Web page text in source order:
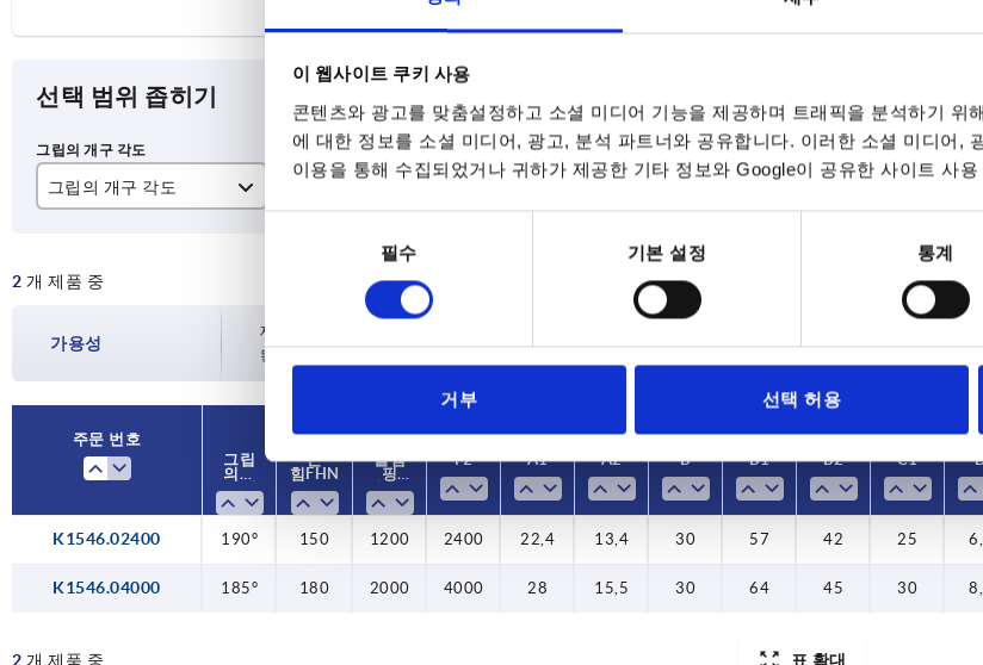
이 웹사이트 쿠키 사용
콘텐츠와 광고를 맞춤설정하고 소셜 미디어 기능을 제공하며 트래픽을 분석하기 위
에 대한 정보를 소셜 미디어, 광고, 분석 파트너와 공유합니다. 이러한 소셜 미디어,
이용을 통해 수집되었거나 귀하가 제공한 기타 정보와 Google이 공유한 사이트 사
필수 기본 설정 통계
거부 선택 허용
선택 범위 좁히기
그립의 개구 각도
190°
2 개 제품 중
가용성
재고 현황은 하루에 여러 번 정기적으로 업데이트됩니다. 주문 완료 전 마지막 단계에서 확정
된 배송일을 확인하실 수 있습니다.
주문 번호
그립
의 개
구 각
도
손
힘 FH N
클램
핑
력 F1 N
F2 A1 A2 B B1 B2 C1
190° 150 1200 2400 22,4 13,4 30 57 42 25
185° 180 2000 4000 28 15,5 30 64 45 30
주문 번호
그립
의 개
구 각
도
손
힘 FH N
클램
핑
력 F1 N
F2 A1 A2 B B1 B2 C1
K1546.02400 190° 150 1200 2400 22,4 13,4 30 57 42 25
K1546.04000 185° 180 2000 4000 28 15,5 30 64 45 30
2 개 제품 중 표 확대